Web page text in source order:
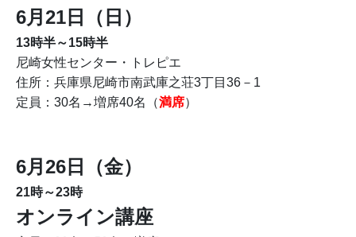
6月21日（日）
13時半～15時半
尼崎女性センター・トレピエ
住所：兵庫県尼崎市南武庫之荘3丁目36－1
定員：30名→増席40名（満席）
6月26日（金）
21時～23時
オンライン講座